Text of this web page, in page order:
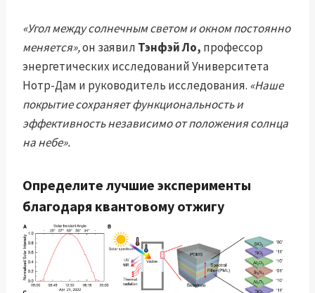
«Угол между солнечным светом и окном постоянно
меняется»,он заявил Тэнфэй Ло, профессор
энергетических исследований Университета
Нотр-Дам и руководитель исследования. «Наше
покрытие сохраняет функциональность и
эффективность независимо от положения солнца
на небе».
Определите лучшие эксперименты
благодаря квантовому отжигу